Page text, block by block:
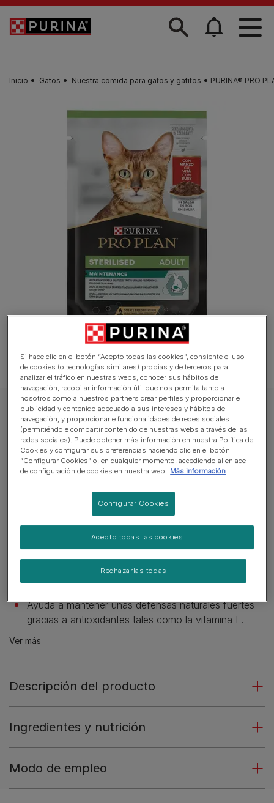
Skip to main content
Inicio Gatos Nuestra comida para gatos y gatitos PURINA® PRO
PRO PLAN Gato Comida húmeda
PURINA® PRO PLAN® Gato STERILISED
Buey en Salsa
Sin reseñas aún
Tamaños disponibles: 85g
Ayuda a mantener un tracto urinario saludable
favoreciendo una orina diluida (como todos los
Ayuda a mantener un peso corporal saludable.
Ayuda a mantener unas defensas naturales fuertes
gracias a antioxidantes tales como la vitamina E.
Ver más
Descripción del producto
Ingredientes y nutrición
Modo de empleo
Si hace clic en el botón “Acepto todas las cookies”, consiente el uso
de cookies (o tecnologías similares) propias y de terceros para
analizar el tráfico en nuestras webs, conocer sus hábitos de
navegación, recopilar información útil que nos permita tanto a
nosotros como a nuestros partners crear perfiles y proporcionarle
publicidad y contenido adecuado a sus intereses y hábitos de
navegación, y proporcionarle funcionalidades de redes sociales
(permitiéndole compartir contenido de nuestras webs a través de las
redes sociales). Puede obtener más información en nuestra Política de
Cookies y configurar sus preferencias haciendo clic en el botón
“Configurar Cookies” o, en cualquier momento, accediendo al enlace
de configuración de cookies en nuestra web. Más información
Configurar Cookies
Rechazarlas todas
Acepto todas las cookies